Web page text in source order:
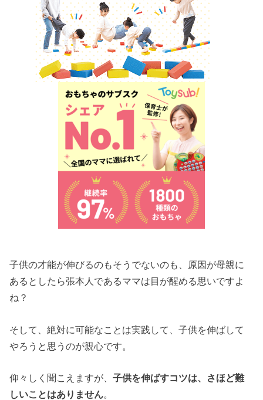
子供の才能が伸びるのもそうでないのも、原因が母親に
あるとしたら張本人であるママは目が醒める思いですよ
ね？
そして、絶対に可能なことは実践して、子供を伸ばして
やろうと思うのが親心です。
仰々しく聞こえますが、子供を伸ばすコツは、さほど難
しいことはありません。